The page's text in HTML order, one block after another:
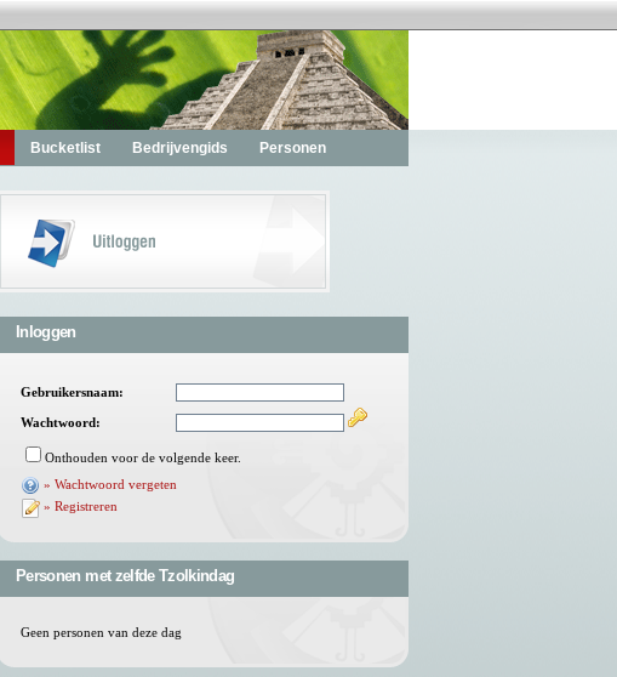
Bucketlist Bedrijvengids Personen
Inloggen
Gebruikersnaam:
Wachtwoord:
Onthouden voor de volgende keer.
» Wachtwoord vergeten
» Registreren
Personen met zelfde Tzolkindag
Geen personen van deze dag